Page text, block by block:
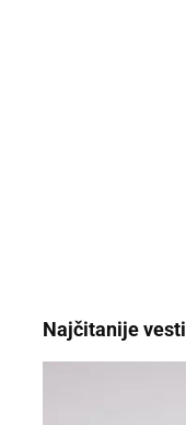
Najčitanije vesti